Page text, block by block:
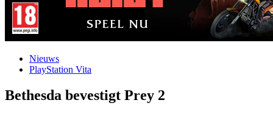
Nieuws
PlayStation Vita
Bethesda bevestigt Prey 2